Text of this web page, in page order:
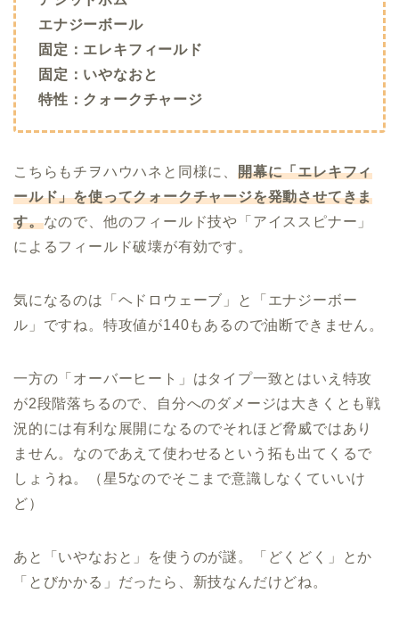
エナジーボール
固定：エレキフィールド
固定：いやなおと
特性：クォークチャージ
こちらもチヲハウハネと同様に、 開幕に「エレキフィ
ールド」を使ってクォークチャージを発動させてきま
す。なので、他のフィールド技や「アイススピナー」
によるフィールド破壊が有効です。
気になるのは「ヘドロウェーブ」と「エナジーボー
ル」ですね。特攻値が140もあるので油断できません。
一方の「オーバーヒート」はタイプ一致とはいえ特攻
が2段階落ちるので、自分へのダメージは大きくとも戦
況的には有利な展開になるのでそれほど脅威ではあり
ません。なのであえて使わせるという拓も出てくるで
しょうね。（星5なのでそこまで意識しなくていいけ
ど）
あと「いやなおと」を使うのが謎。「どくどく」とか
「とびかかる」だったら、新技なんだけどね。